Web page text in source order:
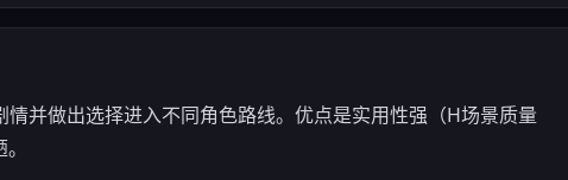
并做出选择进入不同角色路线。优点是实用性强（H场景质量